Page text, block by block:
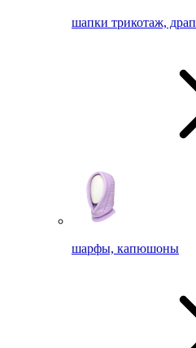
шапки трикотаж, драп
шарфы, капюшоны